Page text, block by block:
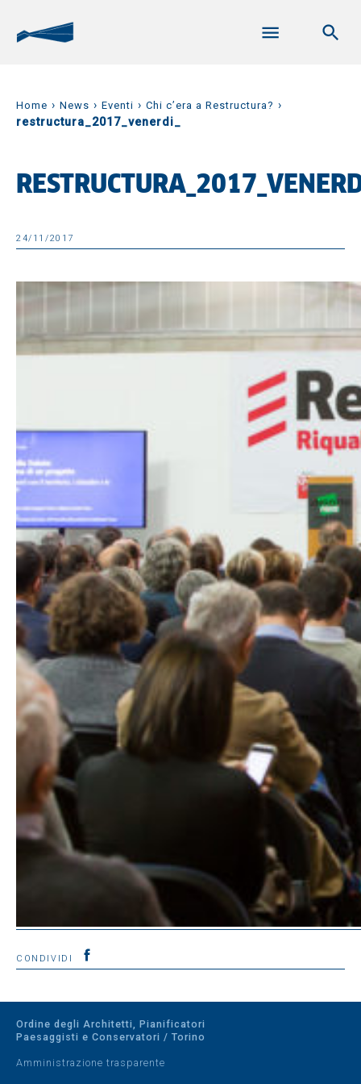
Home › News › Eventi › Chi c’era a Restructura? ›
restructura_2017_venerdi_
24/11/2017
CONDIVIDI
Ordine degli Architetti, Pianificatori
Paesaggisti e Conservatori / Torino
Amministrazione trasparente